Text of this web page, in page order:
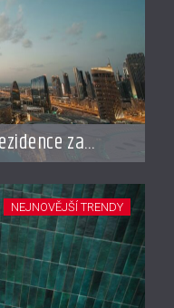
za
soukromé
NEJNOVĚJŠÍ TRENDY